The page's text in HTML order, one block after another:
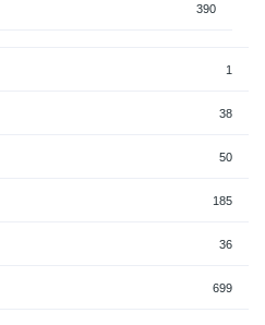
390
1
38
50
185
36
699